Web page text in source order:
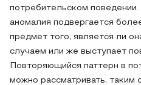
потребительском
аномалия подвергается
предмет того, является ли
случаем или же выступает
Повторяющийся паттерн в
можно рассматривать,